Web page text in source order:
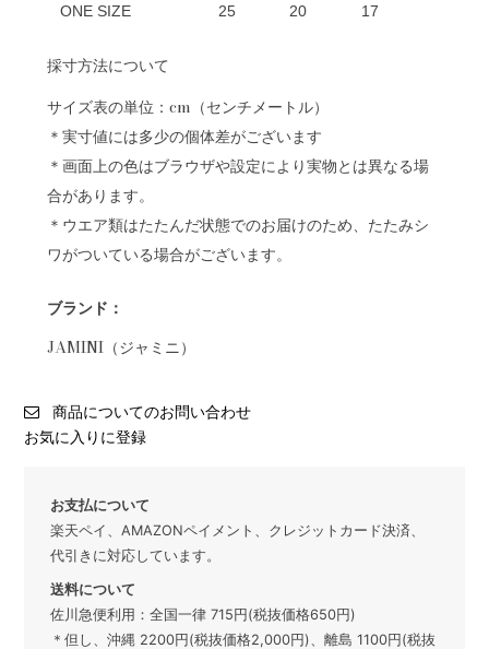
ONE SIZE 25 20 17
採寸方法について
サイズ表の単位：cm（センチメートル）
＊実寸値には多少の個体差がございます
＊画面上の色はブラウザや設定により実物とは異なる場
合があります。
＊ウエア類はたたんだ状態でのお届けのため、たたみシ
ワがついている場合がございます。
ブランド：
JAMINI（ジャミニ）
商品についてのお問い合わせ
お気に入りに登録
お支払について
楽天ペイ、AMAZONペイメント、クレジットカード決済、
代引きに対応しています。
送料について
佐川急便利用：全国一律 715円(税抜価格650円)
＊但し、沖縄 2200円(税抜価格2,000円)、離島 1100円(税抜